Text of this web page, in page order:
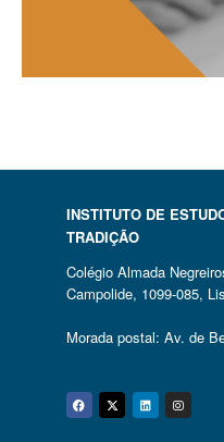
INSTITUTO DE
TRADIÇÃO
Colégio Almada
Campolide, 1099-085,
Morada postal: Av. de
Facebook
Twitter